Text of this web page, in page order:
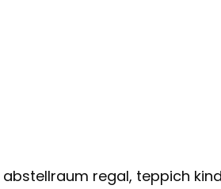
regal, teppich